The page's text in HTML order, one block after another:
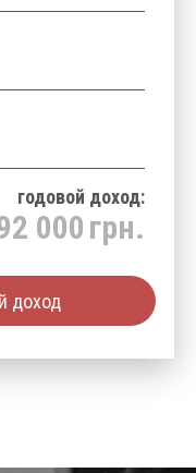
годовой доход:
000грн.
доход